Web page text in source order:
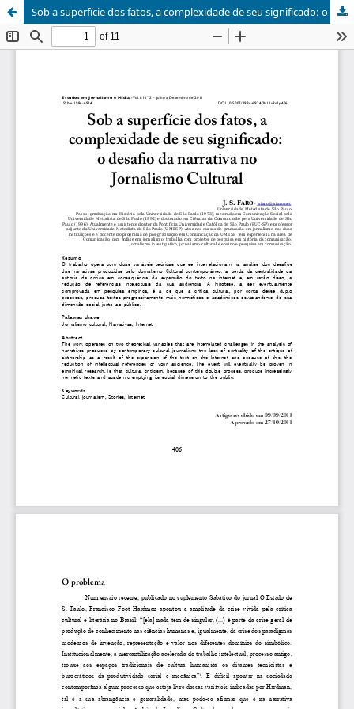
Sob a superfície dos fatos, a complexidade de seu significado: o desafio da narrativa no Jornalismo Cultural